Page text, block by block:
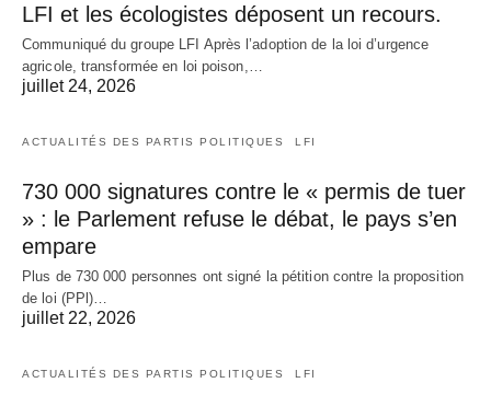
LFI et les écologistes déposent un recours.
Communiqué du groupe LFI Après l’adoption de la loi d’urgence
agricole, transformée en loi poison,…
juillet 24, 2026
ACTUALITÉS DES PARTIS POLITIQUES LFI
730 000 signatures contre le « permis de tuer
» : le Parlement refuse le débat, le pays s’en
empare
Plus de 730 000 personnes ont signé la pétition contre la proposition
de loi (PPl)…
juillet 22, 2026
ACTUALITÉS DES PARTIS POLITIQUES LFI